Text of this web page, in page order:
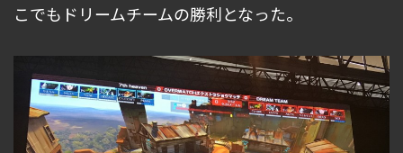
こでもドリームチームの勝利となった。